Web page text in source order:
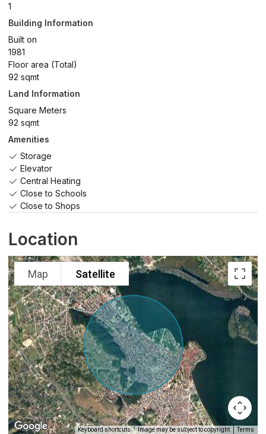
1
Building Information
Built on
1981
Floor area (Total)
92 sqmt
Land Information
Square Meters
92 sqmt
Amenities
Storage
Elevator
Central Heating
Close to Schools
Close to Shops
Location
Map Satellite
Keyboard shortcuts Image may be subject to copyright Terms